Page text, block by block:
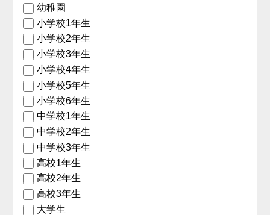
幼稚園
小学校1年生
小学校2年生
小学校3年生
小学校4年生
小学校5年生
小学校6年生
中学校1年生
中学校2年生
中学校3年生
高校1年生
高校2年生
高校3年生
大学生